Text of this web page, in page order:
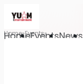
HomeEventsNews
Home Events